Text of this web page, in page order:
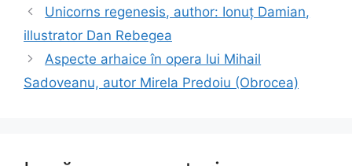
Unicorns regenesis, author: Ionuţ Damian,
illustrator Dan Rebegea
Aspecte arhaice în opera lui Mihail
Sadoveanu, autor Mirela Predoiu (Obrocea)